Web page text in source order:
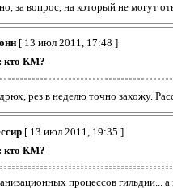
за вопрос, на который не могут
[ 13 июл 2011, 17:48 ]
кто КМ?
рез в неделю точно захожу.
[ 13 июл 2011, 19:35 ]
кто КМ?
процессов гильдии...